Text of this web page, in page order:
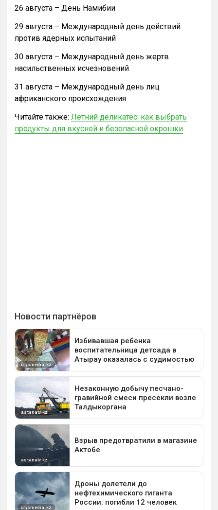
26 августа – День Намибии
29 августа – Международный день действий
против ядерных испытаний
30 августа – Международный день жертв
насильственных исчезновений
31 августа – Международный день лиц
африканского происхождения
Читайте также: Летний деликатес: как выбрать
продукты для вкусной и безопасной окрошки